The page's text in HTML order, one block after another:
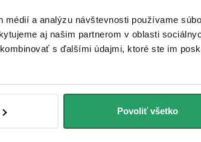
médií a analýzu návštevnosti používame
aj našim partnerom v oblasti
s ďalšími údajmi, ktoré ste im
Povoliť všetko
ho robia vhodným pre